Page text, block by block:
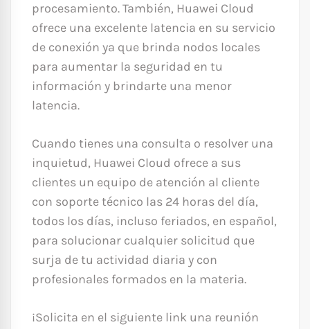
procesamiento. También, Huawei Cloud
ofrece una excelente latencia en su servicio
de conexión ya que brinda nodos locales
para aumentar la seguridad en tu
información y brindarte una menor
latencia.
Cuando tienes una consulta o resolver una
inquietud, Huawei Cloud ofrece a sus
clientes un equipo de atención al cliente
con soporte técnico las 24 horas del día,
todos los días, incluso feriados, en español,
para solucionar cualquier solicitud que
surja de tu actividad diaria y con
profesionales formados en la materia.
¡Solicita en el siguiente link una reunión